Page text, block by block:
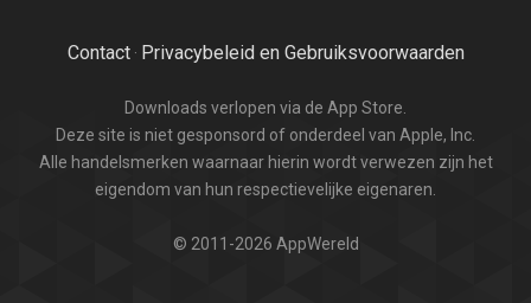
Contact· Privacybeleid en Gebruiksvoorwaarden
Downloads verlopen via de App Store.
Deze site is niet gesponsord of onderdeel van Apple, Inc.
Alle handelsmerken waarnaar hierin wordt verwezen zijn het
eigendom van hun respectievelijke eigenaren.
© 2011-2026 AppWereld